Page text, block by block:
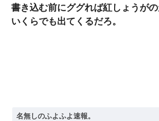
書き込む前にググれば紅しょうが
いくらでも出てくるだろ。